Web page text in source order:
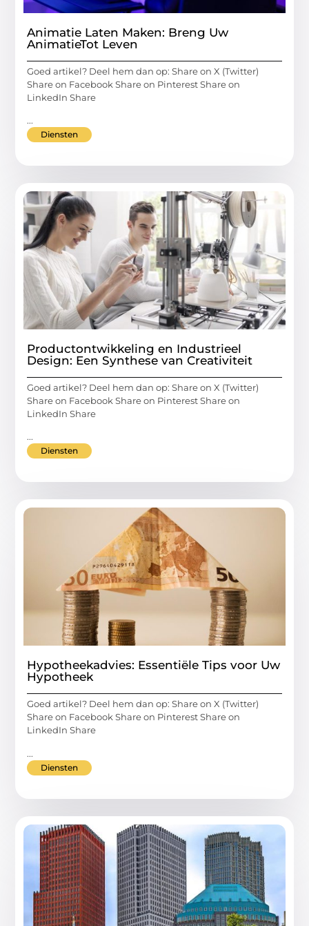
Animatie Laten Maken: Breng Uw
AnimatieTot Leven
Goed artikel? Deel hem dan op: Share on X (Twitter)
Share on Facebook Share on Pinterest Share on
LinkedIn Share
...
Diensten
Productontwikkeling en Industrieel
Design: Een Synthese van Creativiteit
Goed artikel? Deel hem dan op: Share on X (Twitter)
Share on Facebook Share on Pinterest Share on
LinkedIn Share
...
Diensten
Hypotheekadvies: Essentiële Tips voor Uw
Hypotheek
Goed artikel? Deel hem dan op: Share on X (Twitter)
Share on Facebook Share on Pinterest Share on
LinkedIn Share
...
Diensten